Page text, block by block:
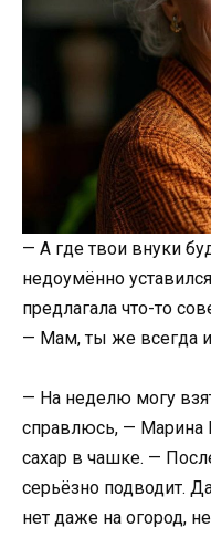
— А где твои внуки
недоумённо
предлагала что-то
— Мам, ты же всегда
— На неделю могу
справлюсь, — Марина
сахар в чашке. —
серьёзно подводит.
нет даже на огород,